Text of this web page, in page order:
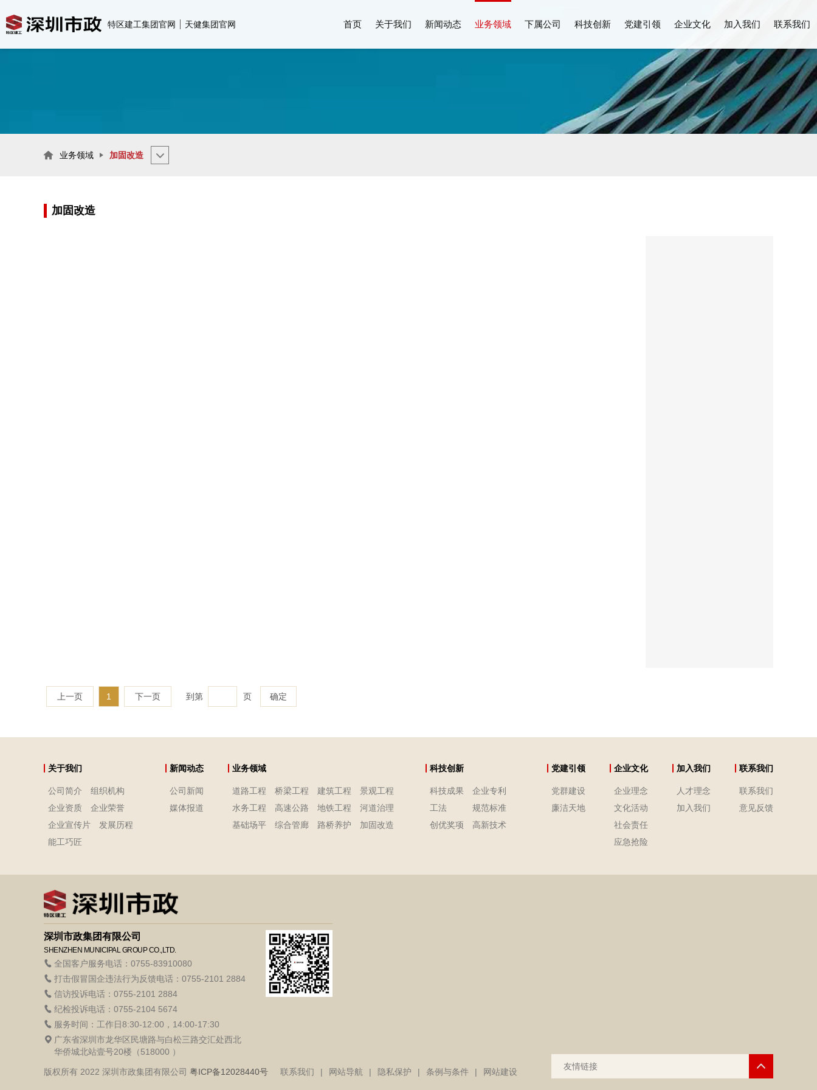
特区建工集团官网 天健集团官网 首页 关于我们 新闻动态 业务领域 下属公司 科技创新 党建引领 企业文化 加入我们 联系我们
 业务领域 加固改造
加固改造
上一页 1 下一页 到第 页 确定
关于我们
公司简介
组织机构
企业资质
企业荣誉
企业宣传片
发展历程
能工巧匠
新闻动态
公司新闻
媒体报道
业务领域
道路工程 桥梁工程 建筑工程
景观工程
水务工程
高速公路 地铁工程
河道治理
基础场平
综合管廊 路桥养护 加固改造
科技创新
科技成果
企业专利
工法
规范标准
创优奖项
高新技术
党建引领
党群建设
廉洁天地
企业文化
企业理念
文化活动
社会责任
应急抢险
加入我们
人才理念
加入我们
联系我们
联系我们
意见反馈
深圳市政集团有限公司
SHENZHEN MUNICIPAL GROUP CO.,LTD.
全国客户服务电话：0755-83910080
打击假冒国企违法行为反馈电话：0755-2101 2884
信访投诉电话：0755-2101 2884
纪检投诉电话：0755-2104 5674
服务时间：工作日8:30-12:00，14:00-17:30
广东省深圳市龙华区民塘路与白松三路交汇处西北
华侨城北站壹号20楼（518000 ）
版权所有 2022 深圳市政集团有限公司 粤ICP备12028440号 联系我们 | 网站导航 | 隐私保护 | 条例与条件 | 网站建设
友情链接